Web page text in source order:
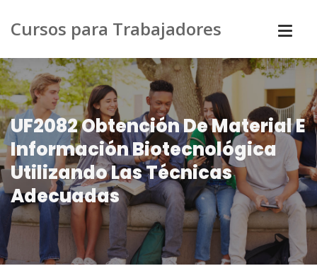
Cursos para Trabajadores
UF2082 Obtención De Material E
Información Biotecnológica
Utilizando Las Técnicas
Adecuadas